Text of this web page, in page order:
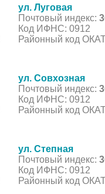
ул. Луговая
Почтовый индекс:
Код ИФНС: 0912
Районный код
ул. Совхозная
Почтовый индекс:
Код ИФНС: 0912
Районный код
ул. Степная
Почтовый индекс:
Код ИФНС: 0912
Районный код